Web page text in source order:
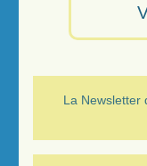
La Newsletter